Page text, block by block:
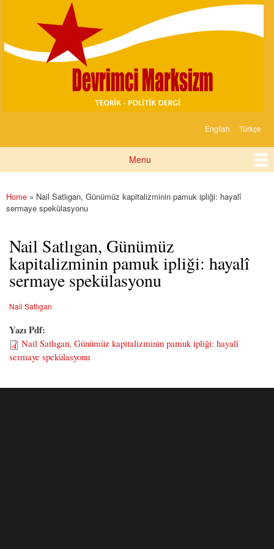
content
Marksizm
English Türkçe
Menu
You are here
Home » Nail Satlıgan, Günümüz kapitalizminin pamuk ipliği: hayalî
sermaye spekülasyonu
Nail Satlıgan, Günümüz
kapitalizminin pamuk ipliği: hayalî
sermaye spekülasyonu
Nail Satlıgan
Yazı Pdf:
Nail Satlıgan, Günümüz kapitalizminin pamuk ipliği: hayalî
sermaye spekülasyonu